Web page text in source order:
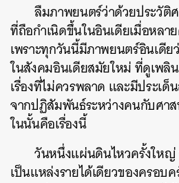
ลืมภาพยนตร์ว่าด้วยประวัติ
ที่ถือกำเนิดขึ้นในอินเดียเมื่อหล
เพราะทุกวันนี้มีภาพยนตร์อินเดี
ในสังคมอินเดียสมัยใหม่ ที่ดูเพลิ
เรื่องที่ไม่ควรพลาด และมีประเ
จากปฏิสัมพันธ์ระหว่างคนกับศา
ในนั้นคือเรื่องนี้
วันหนึ่งแผ่นดินไหวครั้งใหญ่
เป็นแหล่งรายได้เดียวของครอบ